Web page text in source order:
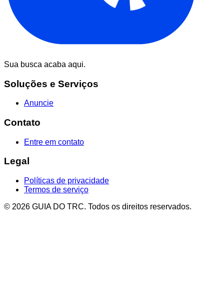
Sua busca acaba aqui.
Soluções e Serviços
Anuncie
Contato
Entre em contato
Legal
Políticas de privacidade
Termos de serviço
© 2026 GUIA DO TRC. Todos os direitos reservados.